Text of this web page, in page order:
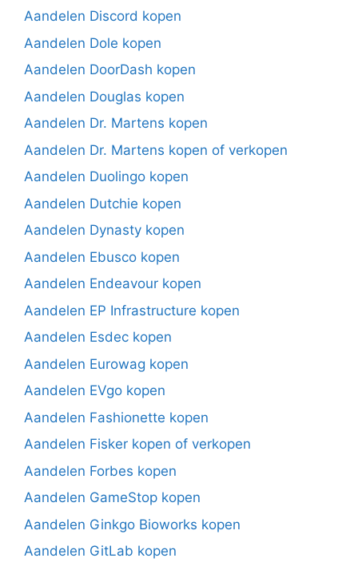
Aandelen Discord kopen
Aandelen Dole kopen
Aandelen DoorDash kopen
Aandelen Douglas kopen
Aandelen Dr. Martens kopen
Aandelen Dr. Martens kopen of verkopen
Aandelen Duolingo kopen
Aandelen Dutchie kopen
Aandelen Dynasty kopen
Aandelen Ebusco kopen
Aandelen Endeavour kopen
Aandelen EP Infrastructure kopen
Aandelen Esdec kopen
Aandelen Eurowag kopen
Aandelen EVgo kopen
Aandelen Fashionette kopen
Aandelen Fisker kopen of verkopen
Aandelen Forbes kopen
Aandelen GameStop kopen
Aandelen Ginkgo Bioworks kopen
Aandelen GitLab kopen